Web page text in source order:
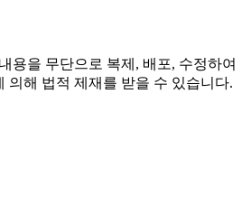
용을 무단으로 복제, 배포, 수정하여
의해 법적 제재를 받을 수 있습니다.